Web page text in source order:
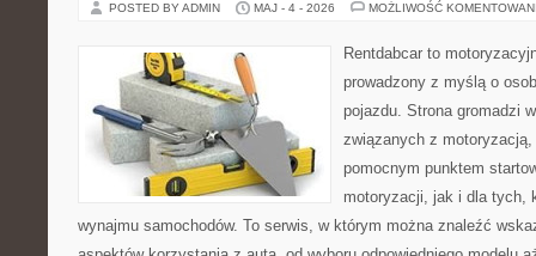
POSTED BY ADMIN MAJ - 4 - 2026 MOŻLIWOŚĆ
Rentdabcar to
prowadzony z myślą o
pojazdu. Strona gromadzi
związanych z
pomocnym punktem
motoryzacji, jak i dla tych,
wynajmu samochodów. To serwis, w którym można znaleźć